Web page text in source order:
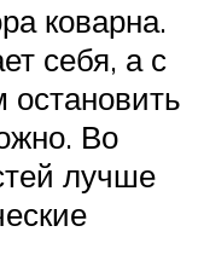
коварна.
себя, а с
остановить
Во
лучше